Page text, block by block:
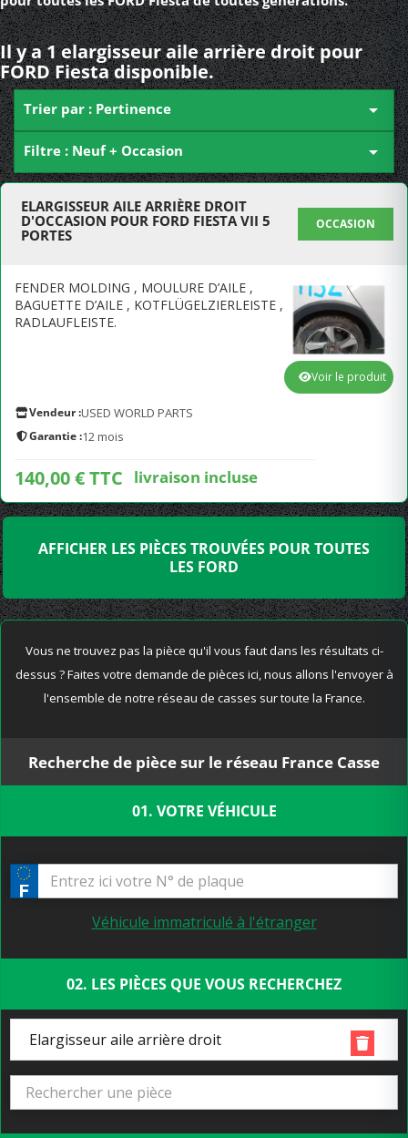
Il y a 1 elargisseur aile arrière droit pour
FORD Fiesta disponible.
Trier par : Pertinence 
Filtre : Neuf + Occasion 
ELARGISSEUR AILE ARRIÈRE DROIT
D'OCCASION POUR FORD FIESTA VII 5
PORTES
OCCASION
FENDER MOLDING , MOULURE D’AILE ,
BAGUETTE D’AILE , KOTFLÜGELZIERLEISTE ,
RADLAUFLEISTE.
Vendeur :USED WORLD PARTS
Garantie :12 mois
140,00 € TTC livraison incluse
Voir le produit
AFFICHER LES PIÈCES TROUVÉES POUR TOUTES
LES FORD
Vous ne trouvez pas la pièce qu'il vous faut dans les résultats ci-
dessus ? Faites votre demande de pièces ici, nous allons l'envoyer à
l'ensemble de notre réseau de casses sur toute la France.
Recherche de pièce sur le réseau France Casse
01. VOTRE VÉHICULE
Véhicule immatriculé à l'étranger
02. LES PIÈCES QUE VOUS RECHERCHEZ
Elargisseur aile arrière droit